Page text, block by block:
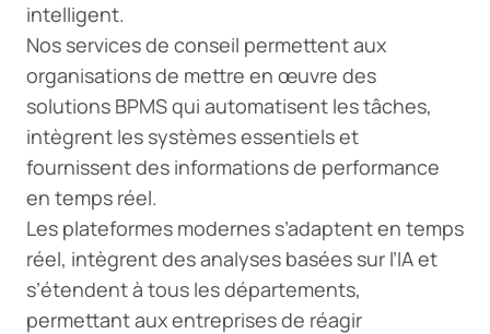
intelligent.
Nos services de conseil permettent aux
organisations de mettre en œuvre des
solutions BPMS qui automatisent les tâches,
intègrent les systèmes essentiels et
fournissent des informations de performance
en temps réel.
Les plateformes modernes s’adaptent en temps
réel, intègrent des analyses basées sur l’IA et
s’étendent à tous les départements,
permettant aux entreprises de réagir